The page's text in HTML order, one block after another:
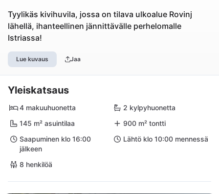
Tyylikäs kivihuvila, jossa on tilava ulkoalue Rovinj
lähellä, ihanteellinen jännittävälle perhelomalle
Istriassa!
Lue kuvaus Jaa
Yleiskatsaus
4 makuuhuonetta
2 kylpyhuonetta
145 m² asuintilaa
900 m² tontti
Saapuminen klo 16:00
jälkeen
Lähtö klo 10:00 mennessä
8 henkilöä